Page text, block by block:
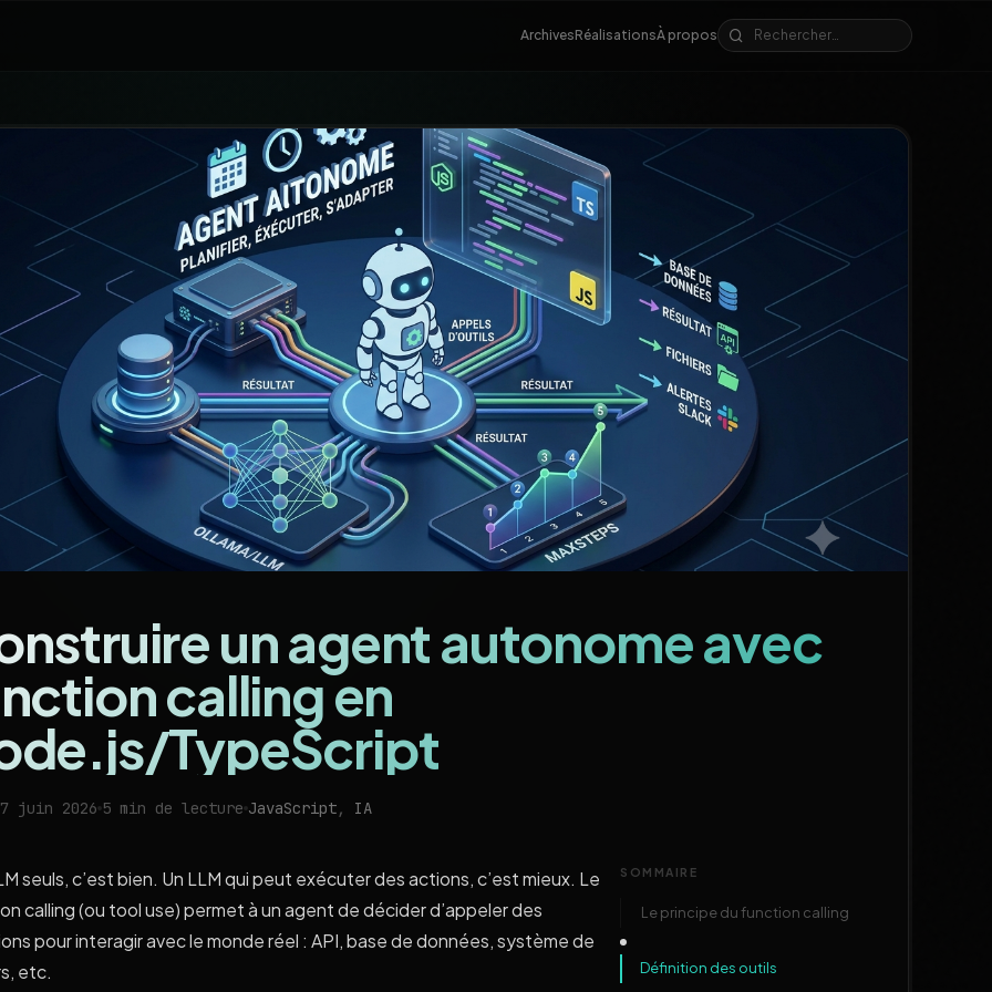
ArchivesRéalisationsÀ propos
un agent autonome avec
calling en
TypeScript
juin 2026 5 min de lecture JavaScript, IA
seuls, c’est bien. Un LLM qui peut exécuter des actions, c’est mieux. Le
calling (ou tool use) permet à un agent de décider d’appeler des
pour interagir avec le monde réel : API, base de données, système de
etc.
SOMMAIRE
Le principe du function calling
Définition des outils